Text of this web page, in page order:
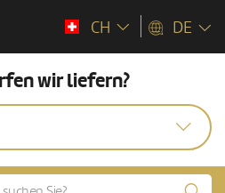
CH DE
wir liefern?